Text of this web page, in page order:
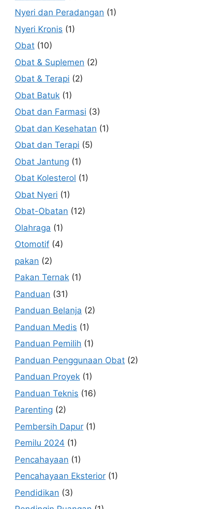
Nyeri dan Peradangan (1)
Nyeri Kronis (1)
Obat (10)
Obat & Suplemen (2)
Obat & Terapi (2)
Obat Batuk (1)
Obat dan Farmasi (3)
Obat dan Kesehatan (1)
Obat dan Terapi (5)
Obat Jantung (1)
Obat Kolesterol (1)
Obat Nyeri (1)
Obat-Obatan (12)
Olahraga (1)
Otomotif (4)
pakan (2)
Pakan Ternak (1)
Panduan (31)
Panduan Belanja (2)
Panduan Medis (1)
Panduan Pemilih (1)
Panduan Penggunaan Obat (2)
Panduan Proyek (1)
Panduan Teknis (16)
Parenting (2)
Pembersih Dapur (1)
Pemilu 2024 (1)
Pencahayaan (1)
Pencahayaan Eksterior (1)
Pendidikan (3)